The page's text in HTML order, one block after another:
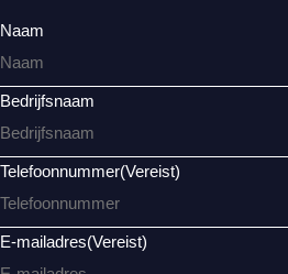
Naam
Bedrijfsnaam
Telefoonnummer(Vereist)
E-mailadres(Vereist)